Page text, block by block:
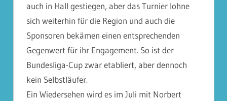
auch in Hall gestiegen, aber das Turnier lohne
sich weiterhin für die Region und auch die
Sponsoren bekämen einen entsprechenden
Gegenwert für ihr Engagement. So ist der
Bundesliga-Cup zwar etabliert, aber dennoch
kein Selbstläufer.
Ein Wiedersehen wird es im Juli mit Norbert